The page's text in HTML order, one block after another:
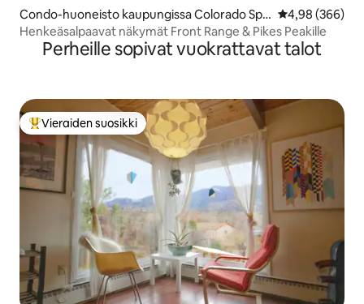
Condo-huoneisto kaupungissa Colorado Spri
ngs
4,98 (366)
Henkeäsalpaavat näkymät Front Range & Pikes Peakille
Perheille sopivat vuokrattavat talot
Vieraiden suosikkien parhaimmistoa
Vieraiden suosikki